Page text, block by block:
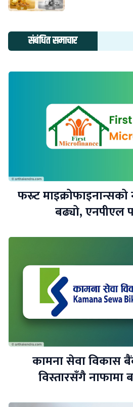
संबंधित समाचार
फस्र्ट
बढ्यो, एनपीएल
कामना सेवा विकास
विस्तारसँगै नाफामा